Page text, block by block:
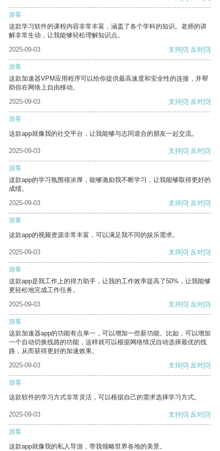
游客
这款学习软件的课程内容非常丰富，涵盖了各个学科的知识。老师的讲
解非常生动，让我能够轻松理解知识点。
2025-09-03
支持[0] 反对[0]
游客
这款加速器VPM应用程序可以给你提供最高速度和安全性的连接，并帮
助你在网络上自由移动。
2025-09-03
支持[0] 反对[0]
游客
这款app就像我的社交平台，让我能够与志同道合的朋友一起交流。
2025-09-03 支持[0] 反对[0]
游客
这款app的学习氛围很浓厚，能够激励我不断学习，让我能够取得更好的
成绩。
2025-09-03
支持[0] 反对[0]
游客
这款app的视频资源非常丰富，可以满足我不同的娱乐需求。
2025-09-03 支持[0] 反对[0]
游客
这款app是我工作上的得力助手，让我的工作效率提高了50%，让我能够
更轻松地完成工作任务。
2025-09-03
支持[0] 反对[0]
游客
这款加速器app的功能有点单一，可以增加一些新功能。比如，可以增加
一个自动切换线路的功能，这样就可以根据网络情况自动选择最优的线
路，从而获得更好的加速效果。
2025-09-03
支持[0] 反对[0]
游客
这款软件的学习方式非常灵活，可以根据自己的需求选择学习方式。
2025-09-03 支持[0] 反对[0]
游客
这款app就像我的私人导游，带我领略世界各地的美景。